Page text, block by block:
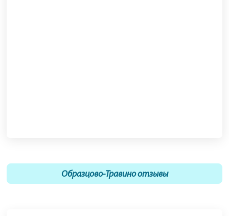
Образцово-Травино отзывы